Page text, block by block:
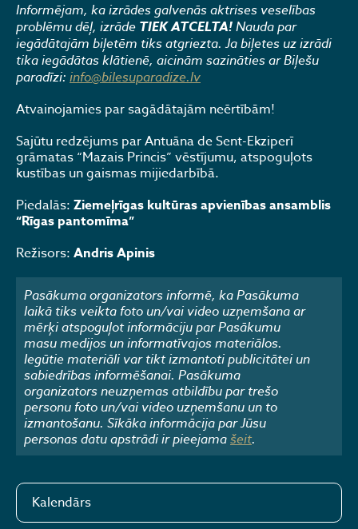
Informējam, ka izrādes galvenās aktrises veselības
problēmu dēļ, izrāde TIEK ATCELTA!Nauda par
iegādātajām biļetēm tiks atgriezta. Ja biļetes uz izrādi
tika iegādātas klātienē, aicinām sazināties ar Biļešu
paradīzi: info@bilesuparadize.lv
Atvainojamies par sagādātajām neērtībām!
Sajūtu redzējums par Antuāna de Sent-Ekziperī
grāmatas “Mazais Princis” vēstījumu, atspoguļots
kustības un gaismas mijiedarbībā.
Piedalās: Ziemeļrīgas kultūras apvienības ansamblis
“Rīgas pantomīma”
Režisors: Andris Apinis
Pasākuma organizators informē, ka Pasākuma
laikā tiks veikta foto un/vai video uzņemšana ar
mērķi atspoguļot informāciju par Pasākumu
masu medijos un informatīvajos materiālos.
Iegūtie materiāli var tikt izmantoti publicitātei un
sabiedrības informēšanai. Pasākuma
organizators neuzņemas atbildību par trešo
personu foto un/vai video uzņemšanu un to
izmantošanu. Sīkāka informācija par Jūsu
personas datu apstrādi ir pieejamašeit.
Kalendārs